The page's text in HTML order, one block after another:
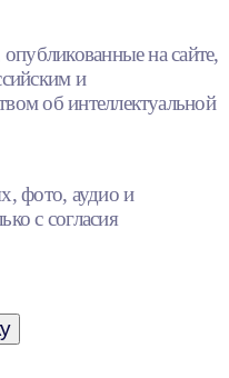
на сайте,
и
об интеллектуальной
фото, аудио и
с согласия